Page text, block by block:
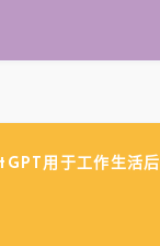
用于工作生活后